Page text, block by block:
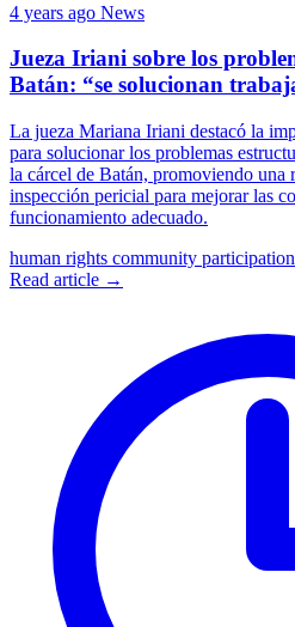
4 years ago News
Jueza Iriani sobre los
Batán: “se solucionan
La jueza Mariana Iriani destacó la
para solucionar los problemas
la cárcel de Batán, promoviendo una
inspección pericial para mejorar las
funcionamiento adecuado.
human rights community participation
Read article →